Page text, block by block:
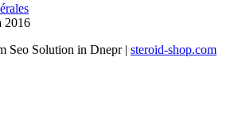
2016
Seo Solution in Dnepr | steroid-shop.com